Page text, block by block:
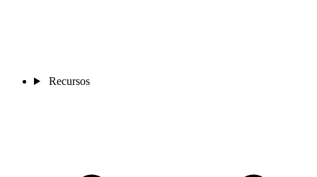
Recursos